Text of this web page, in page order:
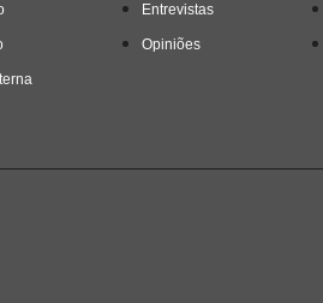
Entrevistas
Opiniões